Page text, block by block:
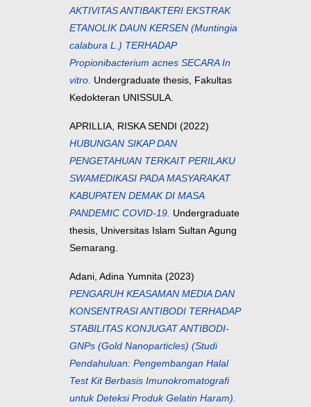
AKTIVITAS ANTIBAKTERI EKSTRAK
ETANOLIK DAUN KERSEN (Muntingia
calabura L.) TERHADAP
Propionibacterium acnes SECARA In
vitro. Undergraduate thesis, Fakultas
Kedokteran UNISSULA.
APRILLIA, RISKA SENDI (2022)
HUBUNGAN SIKAP DAN
PENGETAHUAN TERKAIT PERILAKU
SWAMEDIKASI PADA MASYARAKAT
KABUPATEN DEMAK DI MASA
PANDEMIC COVID-19. Undergraduate
thesis, Universitas Islam Sultan Agung
Semarang.
Adani, Adina Yumnita (2023)
PENGARUH KEASAMAN MEDIA DAN
KONSENTRASI ANTIBODI TERHADAP
STABILITAS KONJUGAT ANTIBODI-
GNPs (Gold Nanoparticles) (Studi
Pendahuluan: Pengembangan Halal
Test Kit Berbasis Imunokromatografi
untuk Deteksi Produk Gelatin Haram).